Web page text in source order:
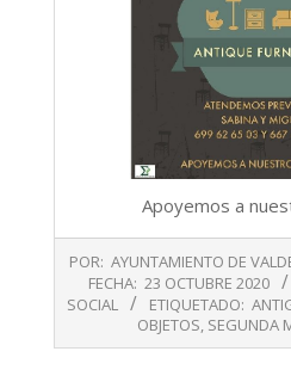
Apoyemos a
10-
23
POR: AYUNTAMIENTO DE
FECHA: 23 OCTUBRE 2020
SOCIAL
ETIQUETADO:
OBJETOS, SEGUNDA